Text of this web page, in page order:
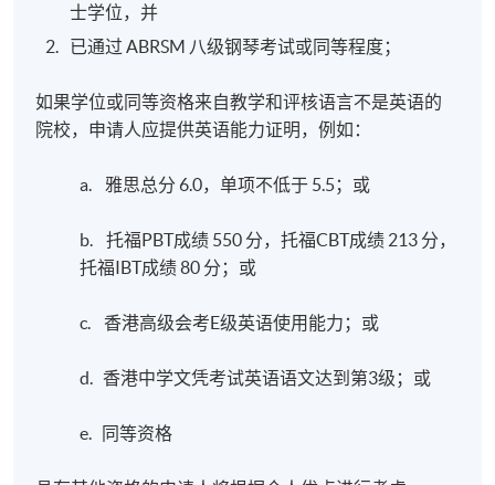
士学位，并
已通过 ABRSM 八级钢琴考试或同等程度；
如果学位或同等资格来自教学和评核语言不是英语的
院校，申请人应提供英语能力证明，例如：
a. 雅思总分 6.0，单项不低于 5.5；或
b. 托福PBT成绩 550 分，托福CBT成绩 213 分，
托福IBT成绩 80 分；或
c. 香港高级会考E级英语使用能力；或
d. 香港中学文凭考试英语语文达到第3级；或
e. 同等资格